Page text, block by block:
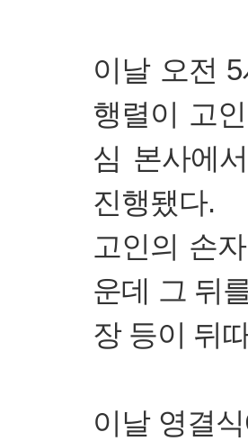
이날 오전
행렬이 고
심 본사에
진행됐다.
고인의 손
운데 그 뒤
장 등이 뒤
이날 영결